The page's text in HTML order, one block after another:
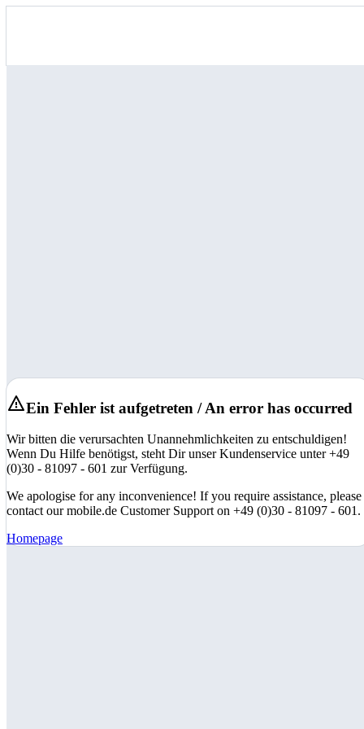
Ein Fehler ist aufgetreten / An error has occurred
Wir bitten die verursachten Unannehmlichkeiten zu entschuldigen!
Wenn Du Hilfe benötigst, steht Dir unser Kundenservice unter +49
(0)30 - 81097 - 601 zur Verfügung.
We apologise for any inconvenience! If you require assistance, please
contact our mobile.de Customer Support on +49 (0)30 - 81097 - 601.
Homepage